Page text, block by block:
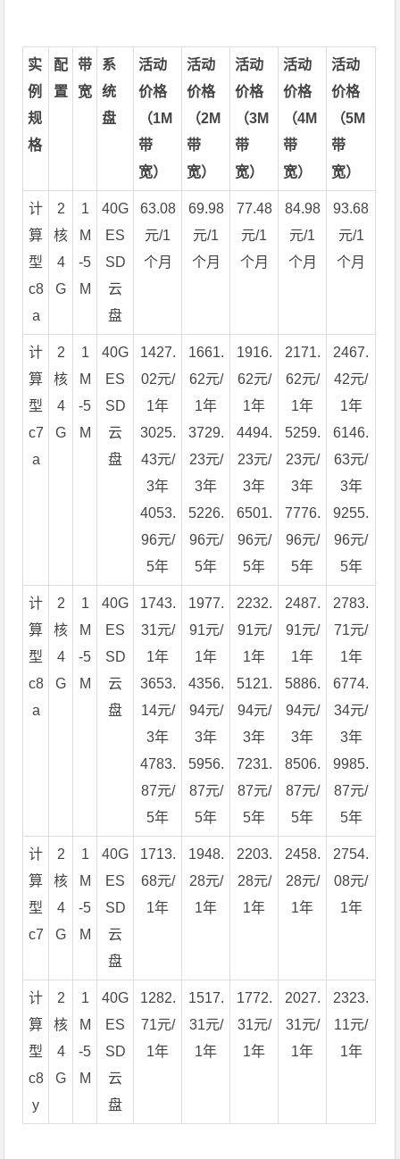
实
例
规
格
配
置
带
宽
系
统
盘
活动
价格
（1M
带
宽）
活动
价格
（2M
带
宽）
活动
价格
（3M
带
宽）
活动
价格
（4M
带
宽）
活动
价格
（5M
带
宽）
计
算
型
c8
a
2
核
4
G
1
M
-5
M
40G
ES
SD
云
盘
63.08
元/1
个月
69.98
元/1
个月
77.48
元/1
个月
84.98
元/1
个月
93.68
元/1
个月
计
算
型
c7
a
2
核
4
G
1
M
-5
M
40G
ES
SD
云
盘
1427.
02元/
1年
3025.
43元/
3年
4053.
96元/
5年
1661.
62元/
1年
3729.
23元/
3年
5226.
96元/
5年
1916.
62元/
1年
4494.
23元/
3年
6501.
96元/
5年
2171.
62元/
1年
5259.
23元/
3年
7776.
96元/
5年
2467.
42元/
1年
6146.
63元/
3年
9255.
96元/
5年
计
算
型
c8
a
2
核
4
G
1
M
-5
M
40G
ES
SD
云
盘
1743.
31元/
1年
3653.
14元/
3年
4783.
87元/
5年
1977.
91元/
1年
4356.
94元/
3年
5956.
87元/
5年
2232.
91元/
1年
5121.
94元/
3年
7231.
87元/
5年
2487.
91元/
1年
5886.
94元/
3年
8506.
87元/
5年
2783.
71元/
1年
6774.
34元/
3年
9985.
87元/
5年
计
算
型
c7
2
核
4
G
1
M
-5
M
40G
ES
SD
云
盘
1713.
68元/
1年
1948.
28元/
1年
2203.
28元/
1年
2458.
28元/
1年
2754.
08元/
1年
计
算
型
c8
y
2
核
4
G
1
M
-5
M
40G
ES
SD
云
盘
1282.
71元/
1年
1517.
31元/
1年
1772.
31元/
1年
2027.
31元/
1年
2323.
11元/
1年